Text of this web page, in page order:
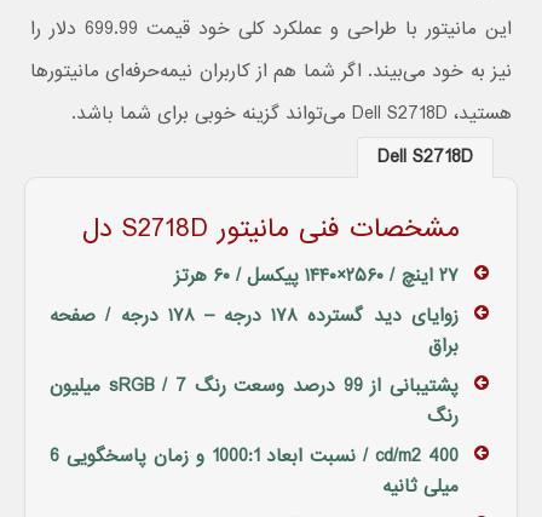
این مانیتور با طراحی و عملکرد کلی خود قیمت 699.99 دلار را
نیز به خود می‌بیند. اگر شما هم از کاربران نیمه‌حرفه‌ای مانیتورها
هستید، Dell S2718D می‌تواند گزینه خوبی برای شما باشد.
Dell S2718D
مشخصات فنی مانیتور S2718D دل
۲۷ اینچ / ۲۵۶۰×۱۴۴۰ پیکسل / ۶۰ هرتز
زوایای دید گسترده ۱۷۸ درجه – ۱۷۸ درجه / صفحه
براق
پشتیبانی از 99 درصد وسعت رنگ sRGB / 7 میلیون
رنگ
400 cd/m2 / نسبت ابعاد 1000:1 و زمان پاسخگویی 6
میلی ثانیه